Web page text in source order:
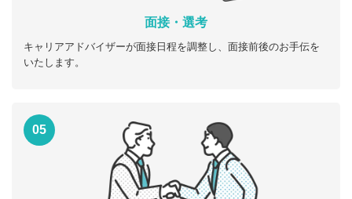
面接・選考
キャリアアドバイザーが面接日程を調整し、面接前後のお手伝を
いたします。
05